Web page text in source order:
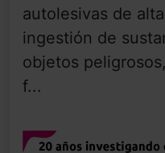
autolesivas de
ingestión de
objetos
f...